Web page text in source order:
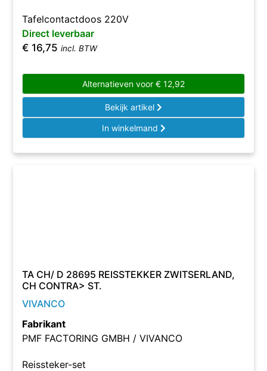
Tafelcontactdoos 220V
Direct leverbaar
€ 16,75 incl. BTW
Alternatieven voor € 12,92
Bekijk artikel
In winkelmand
TA CH/ D 28695 REISSTEKKER ZWITSERLAND,
CH CONTRA> ST.
VIVANCO
Fabrikant
PMF FACTORING GMBH / VIVANCO
Reissteker-set